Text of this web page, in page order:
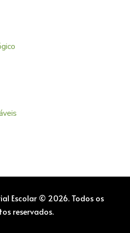
Escolar © 2026. Todos os
reservados.